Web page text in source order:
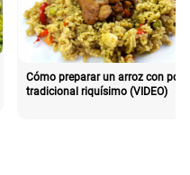
Cómo preparar un arroz con pollo
tradicional riquísimo (VIDEO)